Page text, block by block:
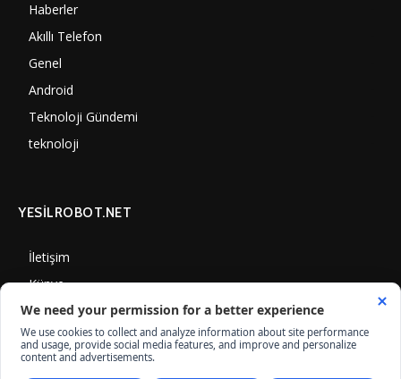
Haberler
Akıllı Telefon
Genel
Android
Teknoloji Gündemi
teknoloji
YESİLROBOT.NET
İletişim
Künye
Gizlilik Politikası
Çerez Kullanımı